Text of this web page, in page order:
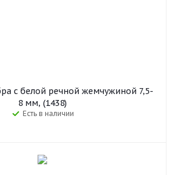
с белой речной жемчужиной 7,5-
8 мм, (1438)
Есть в наличии